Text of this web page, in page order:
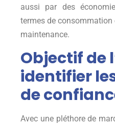
aussi par des
termes de consommation
maintenance.
Objectif de
identifier
de
Avec une pléthore de